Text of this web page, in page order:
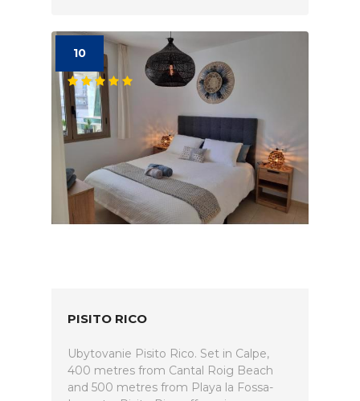
10
PISITO RICO
Ubytovanie Pisito Rico. Set in Calpe,
400 metres from Cantal Roig Beach
and 500 metres from Playa la Fossa-